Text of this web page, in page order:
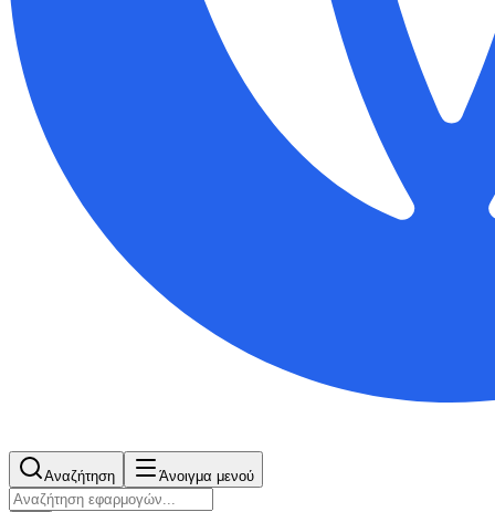
Αναζήτηση Άνοιγμα μενού